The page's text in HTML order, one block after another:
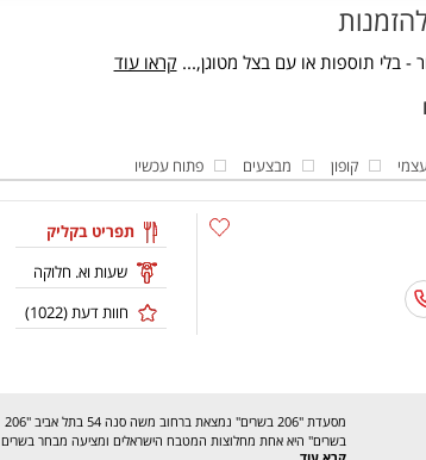
- בלי תוספות או עם בצל מטוגן,... קראו עוד
קופון מבצעים פתוח עכשיו
תפריט בקליק
שעות וא. חלוקה
חוות דעת (1022
)
מסעדת "206 בשרים" נמצאת ברחוב משה סנה 54 בתל אביב "206
בשרים" היא אחת מחלוצות המטבח הישראלים ומציעה מבחר בשרים